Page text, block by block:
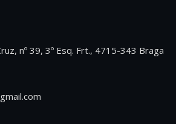
nº 39, 3º Esq. Frt., 4715-343 Braga